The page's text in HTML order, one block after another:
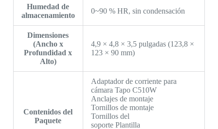
Humedad de
almacenamiento
0~90 % HR, sin condensación
Dimensiones
(Ancho x
Profundidad x
Alto)
4,9 × 4,8 × 3,5 pulgadas (123,8 ×
123 × 90 mm)
Contenidos del
Paquete
Adaptador de corriente para
cámara Tapo C510W
Anclajes de montaje
Tornillos de montaje
Tornillos del
soporte Plantilla